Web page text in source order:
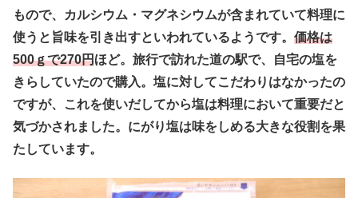
もので、カルシウム・マグネシウムが含まれていて料理に
使うと旨味を引き出すといわれているようです。 価格は
500ｇで270円ほど。旅行で訪れた道の駅で、自宅の塩を
きらしていたので購入。塩に対してこだわりはなかったの
ですが、これを使いだしてから塩は料理において重要だと
気づかされました。にがり塩は味をしめる大きな役割を果
たしています。